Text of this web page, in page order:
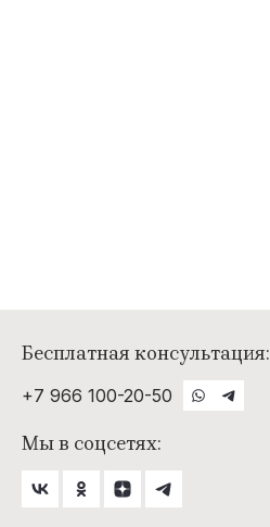
Бесплатная консультация:
+7 966 100-20-50
Мы в соцсетях: